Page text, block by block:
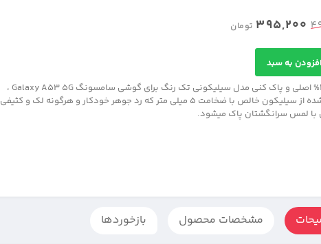
395,200 تومان
افزودن به سبد
کاور 100% اصلی و پاک کنی مدل سیلیکونی تک رنگ برای گوشی سامسونگ Galaxy A53 5G ،
ساخته شده از سیلیکون خالص با ضخامت 5 میلی متر که رد جوهر خودکار و هرگونه لک و کثیفی
با لمس سرانگشتان پاک میشود.
مشخصات محصول بازخوردها